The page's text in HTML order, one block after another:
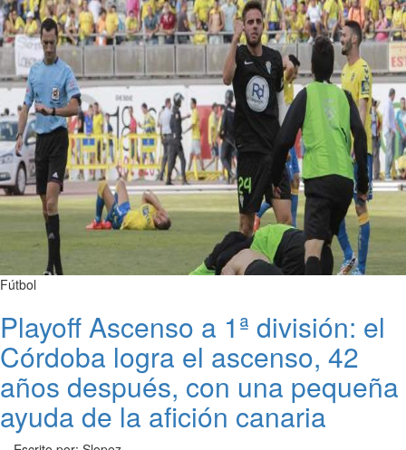
Fútbol
Playoff Ascenso a 1ª división: el
Córdoba logra el ascenso, 42
años después, con una pequeña
ayuda de la afición canaria